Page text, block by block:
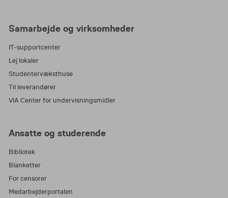
Samarbejde og virksomheder
IT-supportcenter
Lej lokaler
Studentervæksthuse
Til leverandører
VIA Center for undervisningsmidler
Ansatte og studerende
Bibliotek
Blanketter
For censorer
Medarbejderportalen